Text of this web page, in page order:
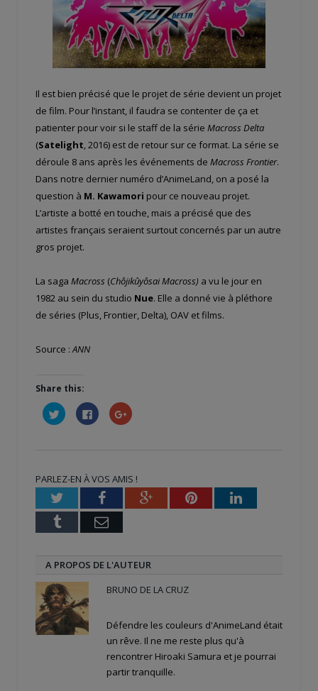
Il est bien précisé que le projet de série devient un projet
de film. Pour l’instant, il faudra se contenter de ça et
patienter pour voir si le staff de la série Macross Delta
(Satelight, 2016) est de retour sur ce format. La série se
déroule 8 ans après les événements de Macross Frontier.
Dans notre dernier numéro d’AnimeLand, on a posé la
question à M. Kawamori pour ce nouveau projet.
L’artiste a botté en touche, mais a précisé que des
artistes français seraient surtout concernés par un autre
gros projet.
La saga Macross (Chôjikûyôsai Macross) a vu le jour en
1982 au sein du studio Nue. Elle a donné vie à pléthore
de séries (Plus, Frontier, Delta), OAV et films.
Source :ANN
Share this:
Cliquez
pour
partager
nouvelle
fenêtre)
Cliquez
pour
partager
fenêtre)
Cliquez
pour
nouvelle
fenêtre)
PARLEZ-EN À VOS AMIS !
TwitterFacebookGoogle+PinterestLinkedIn
Tumblr Email
A PROPOS DE L'AUTEUR
BRUNO DE LA CRUZ
Défendre les couleurs d'AnimeLand était
un rêve. Il ne me reste plus qu'à
rencontrer Hiroaki Samura et je pourrai
partir tranquille.